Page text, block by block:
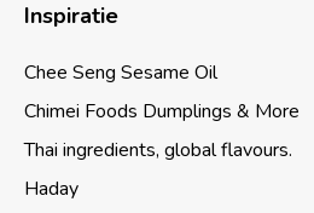
Inspiratie
Chee Seng Sesame Oil
Chimei Foods Dumplings & More
Thai ingredients, global flavours.
Haday